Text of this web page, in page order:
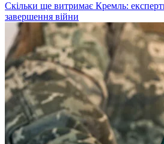
Скільки ще витримає Кремль:
завершення війни